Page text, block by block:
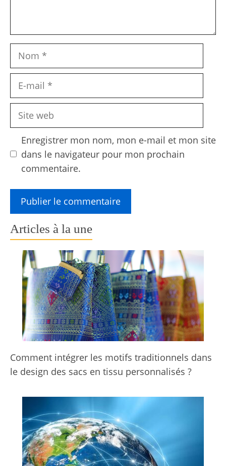
Nom
Site
Enregistrer mon nom, mon e-mail et mon site
dans le navigateur pour mon prochain
commentaire.
Articles à la une
Comment intégrer les motifs traditionnels dans
le design des sacs en tissu personnalisés ?